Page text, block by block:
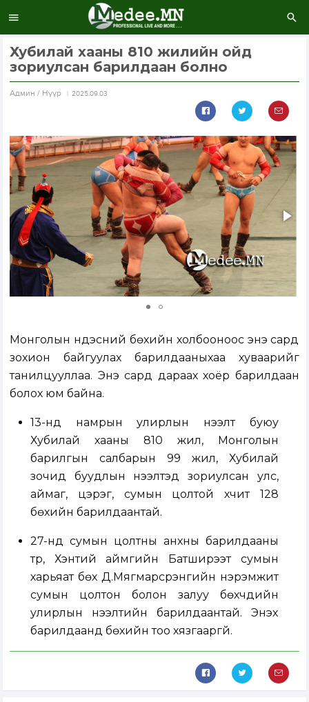
Хубилай хааны 810 жилийн ойд
зориулсан барилдаан болно
Aдмин / Нүүр 2025.09.03
Монголын үндэсний бөхийн холбооноос энэ сард
зохион байгуулах барилдааныхаа хуваарийг
танилцууллаа. Энэ сард дараах хоёр барилдаан
болох юм байна.
13-нд намрын улирлын нээлт буюу
Хубилай хааны 810 жил, Монголын
барилгын салбарын 99 жил, Хубилай
зочид буудлын нээлтэд зориулсан улс,
аймаг, цэрэг, сумын цолтой хүчит 128
бөхийн барилдаантай.
27-нд сумын цолтны анхны барилдааны
түрүү, Хэнтий аймгийн Батширээт сумын
харьяат бөх Д.Мягмарсүрэнгийн нэрэмжит
сумын цолтон болон залуу бөхчүүдийн
улирлын нээлтийн барилдаантай. Энэхүү
барилдаанд бөхийн тоо хязгааргүй.